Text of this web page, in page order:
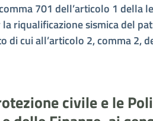
701 dell’articolo 1 della
riqualificazione sismica del
di cui all’articolo 2, comma 2,
civile e le